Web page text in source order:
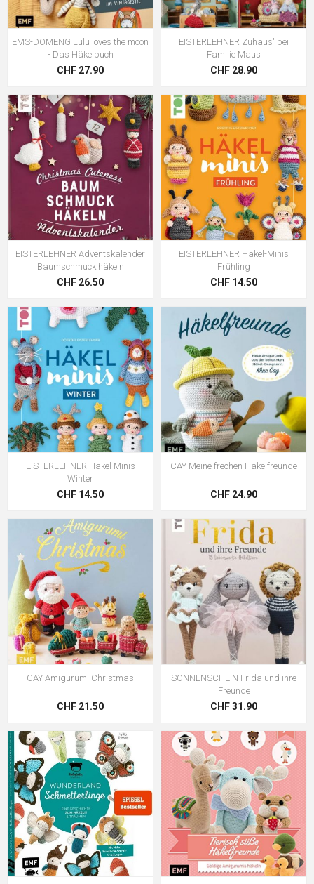
EMS-DOMENG Lulu loves the moon
- Das Häkelbuch
CHF 27.90
EISTERLEHNER Zuhaus' bei
Familie Maus
CHF 28.90
EISTERLEHNER Adventskalender
Baumschmuck häkeln
CHF 26.50
EISTERLEHNER Häkel-Minis
Frühling
CHF 14.50
EISTERLEHNER Häkel Minis
Winter
CHF 14.50
CAY Meine frechen Häkelfreunde
CHF 24.90
CAY Amigurumi Christmas
CHF 21.50
SONNENSCHEIN Frida und ihre
Freunde
CHF 31.90